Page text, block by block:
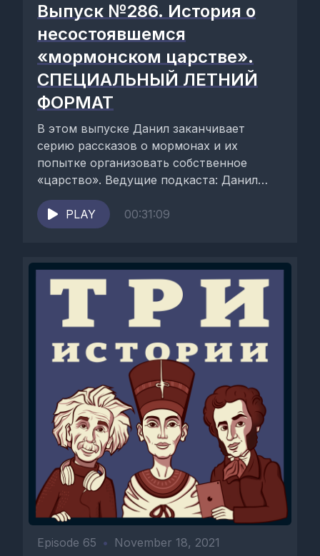
Выпуск №286. История о
несостоявшемся
«мормонском царстве».
СПЕЦИАЛЬНЫЙ ЛЕТНИЙ
ФОРМАТ
В этом выпуске Данил заканчивает
серию рассказов о мормонах и их
попытке организовать собственное
«царство». Ведущие подкаста: Данил
Антоненков, Юля Быстрицкая и
Александр Онищук...
PLAY 00:31:09
Episode 65 • November 18, 2021